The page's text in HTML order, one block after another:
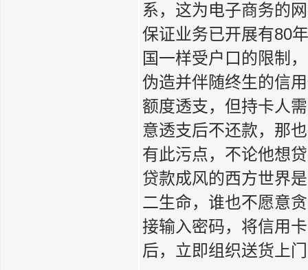
系，这为电子商务的
保证业务已开展有80
国一样受户口的限制
伪造并伴随终生的信
额度透支，但持卡人
意透支后不还款，那
有此污点，不论他想
贷款成风的西方世界
二生命，谁也不愿意
接输入密码，将信用
后，立即组织送货上